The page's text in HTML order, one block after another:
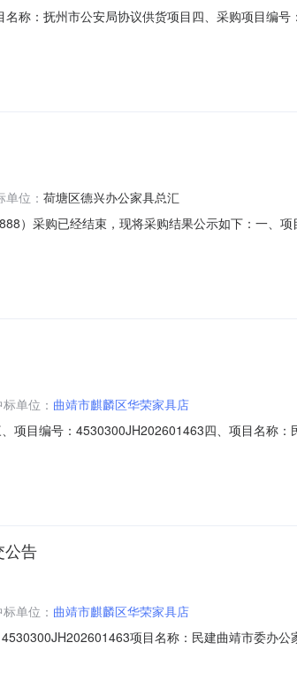
称：抚州市公安局协议供货项目四、采购项目编
传真：地址：迎宾大道1099号2、供应商名称：
单位： 荷塘区德兴办公家具总汇
）采购已经结束，现将采购结果公示如下：一、
社会信用代码或组织机构代码：448807347采购
单位： 曲靖市麒麟区华荣家具店
目编号：4530300JH202601463四、项目名称：
号）联系方式：18308817771供应商（乙方）：
型号（或服务要求）：办公桌椅等物品主要标的数
公告
单位： 曲靖市麒麟区华荣家具店
项目名称：民建曲靖市委办公
抽取记录：中标、成交公告：中国共产党曲靖市委